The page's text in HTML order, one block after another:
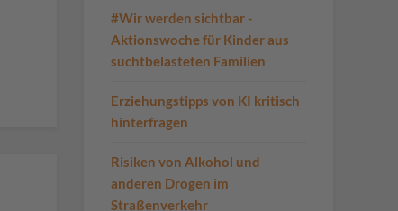
#Wir werden sichtbar -
Aktionswoche für Kinder aus
suchtbelasteten Familien
Erziehungstipps von KI kritisch
hinterfragen
Risiken von Alkohol und
anderen Drogen im
Straßenverkehr